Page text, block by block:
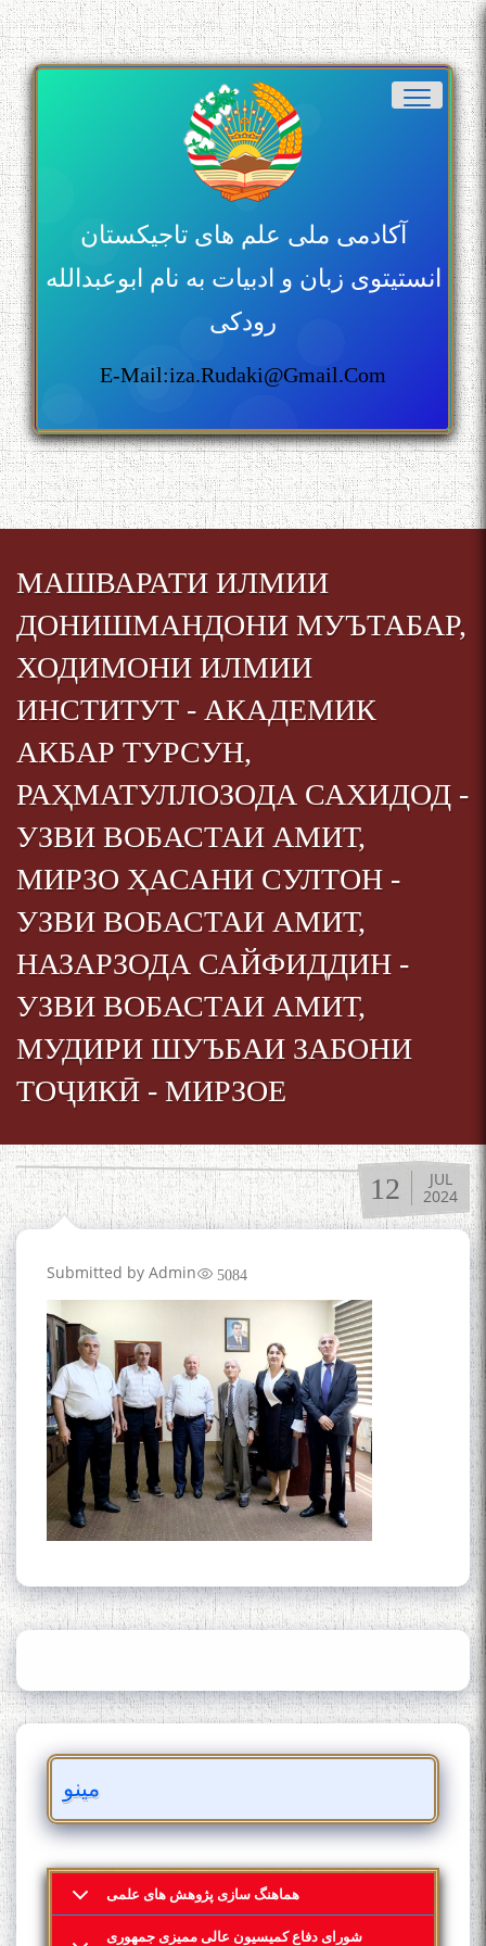
آکادمی ملی علم های تاجیکستان
انستیتوی زبان و ادبیات به نام ابوعبدالله
رودکی
E-Mail:iza.rudaki@gmail.com
МАШВАРАТИ ИЛМИИ
ДОНИШМАНДОНИ МУЪТАБАР,
ХОДИМОНИ ИЛМИИ
ИНСТИТУТ - АКАДЕМИК
АКБАР ТУРСУН,
РАҲМАТУЛЛОЗОДА САХИДОД -
УЗВИ ВОБАСТАИ АМИТ,
МИРЗО ҲАСАНИ СУЛТОН -
УЗВИ ВОБАСТАИ АМИТ,
НАЗАРЗОДА САЙФИДДИН -
УЗВИ ВОБАСТАИ АМИТ,
МУДИРИ ШУЪБАИ ЗАБОНИ
ТОҶИКӢ - МИРЗОЕ
12
JUL
2024
Submitted by Admin 5084
مینو
هماهنگ سازی پژوهش های علمی
شورای دفاع کمیسیون عالی ممیزی جمهوری